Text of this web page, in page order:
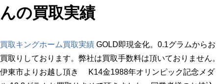
買取キングホーム買取実績 GOLD即現金化。0.1グラムからお
買取りしております。弊社は買取手数料は頂いておりません。
伊東市よりお越し頂き K14金1988年オリンピック記念メダ